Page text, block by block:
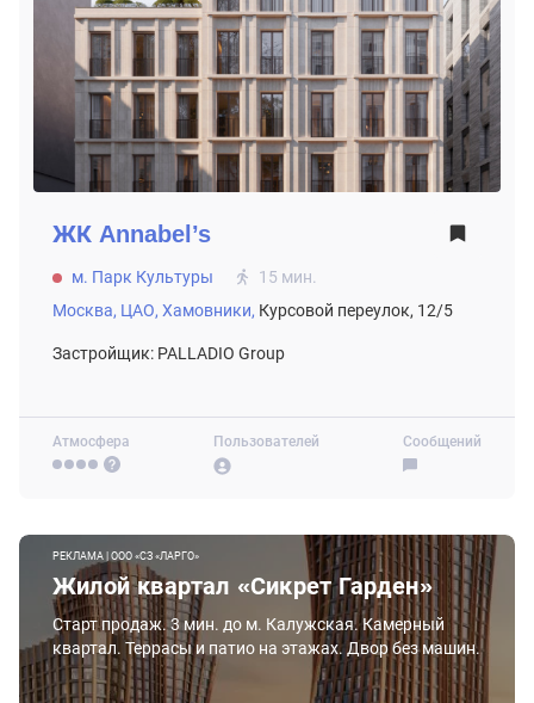
Атмосфера Пользователей Сообщений
ЖК Annabel’s
м. Парк Культуры
15 мин.
Москва, ЦАО, Хамовники, Курсовой переулок, 12/5
Застройщик: PALLADIO Group
РЕКЛАМА | ООО «СЗ «ЛАРГО»
Жилой квартал «Сикрет Гарден»
Старт продаж. 3 мин. до м. Калужская. Камерный
квартал. Террасы и патио на этажах. Двор без машин.